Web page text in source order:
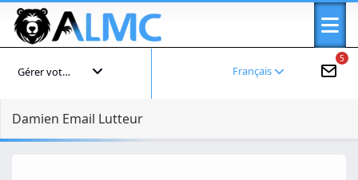
5
Français
Gérer votre compte
Damien Email Lutteur